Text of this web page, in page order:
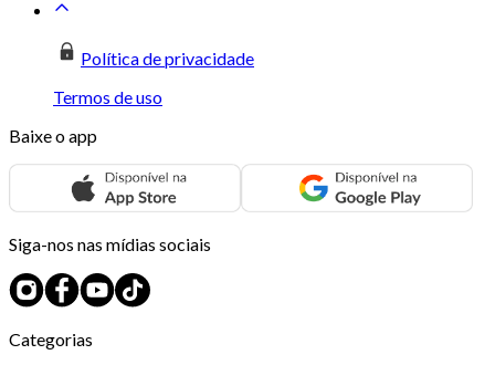
Política de privacidade
Termos de uso
Baixe o app
Siga-nos nas mídias sociais
Categorias